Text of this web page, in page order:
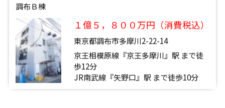
調布Ｂ棟
１億５，８００万円（消費税込）
東京都調布市多摩川2-22-14
京王相模原線『京王多摩川』駅 まで徒
歩12分
JR南武線『矢野口』駅 まで徒歩10分